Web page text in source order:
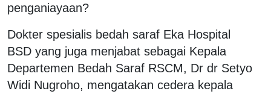
penganiayaan?
Dokter spesialis bedah saraf Eka Hospital
BSD yang juga menjabat sebagai Kepala
Departemen Bedah Saraf RSCM, Dr dr Setyo
Widi Nugroho, mengatakan cedera kepala